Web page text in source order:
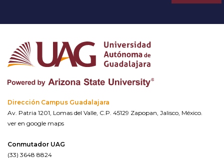
Dirección Campus Guadalajara
Av. Patria 1201, Lomas del Valle, C.P. 45129 Zapopan, Jalisco, México.
ver en google maps
Conmutador UAG
(33) 3648 8824